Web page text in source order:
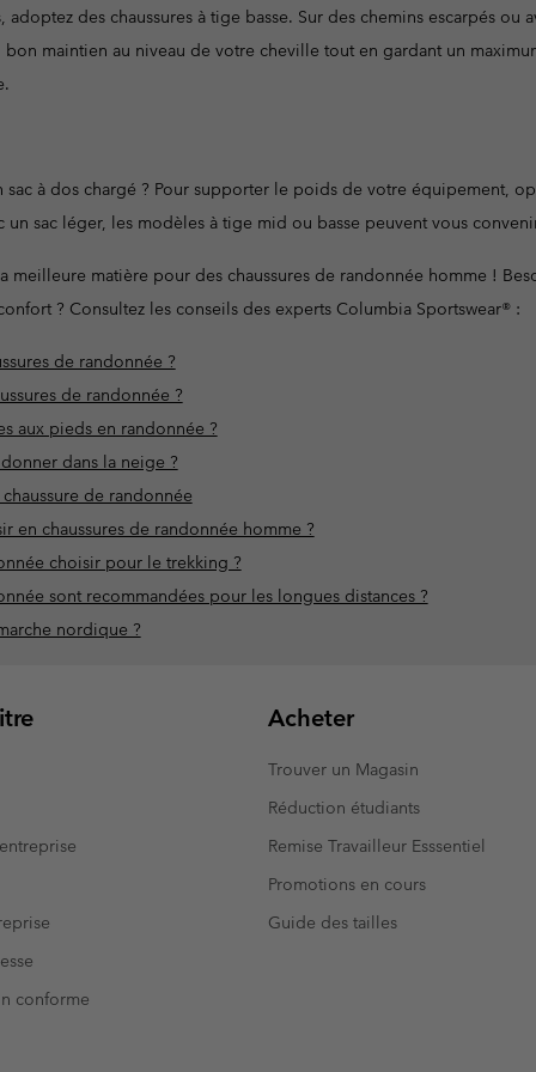
adoptez des chaussures à tige basse. Sur des chemins escarpés ou
bon maintien au niveau de votre cheville tout en gardant un
sac à dos chargé ? Pour supporter le poids de votre équipement,
un sac léger, les modèles à tige mid ou basse peuvent vous
meilleure matière pour des chaussures de randonnée homme !
? Consultez les conseils des experts Columbia Sportswear® :
de randonnée ?
de randonnée ?
aux pieds en randonnée ?
dans la neige ?
de randonnée
en chaussures de randonnée homme ?
choisir pour le trekking ?
sont recommandées pour les longues distances ?
nordique ?
conforme
Acheter
Trouver un Magasin
Réduction étudiants
Remise Travailleur Esssentiel
Promotions en cours
Guide des tailles